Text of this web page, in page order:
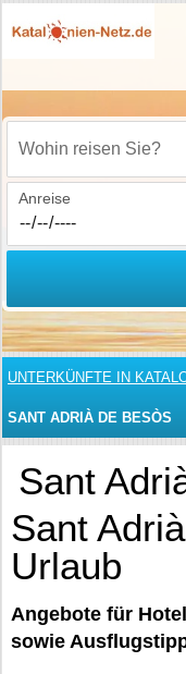
Wohin reisen Sie?
Anreise
UNTERKÜNFTE IN
SANT ADRIÀ DE BESÒS
Sant
Sant
Urlaub
Angebote für
sowie